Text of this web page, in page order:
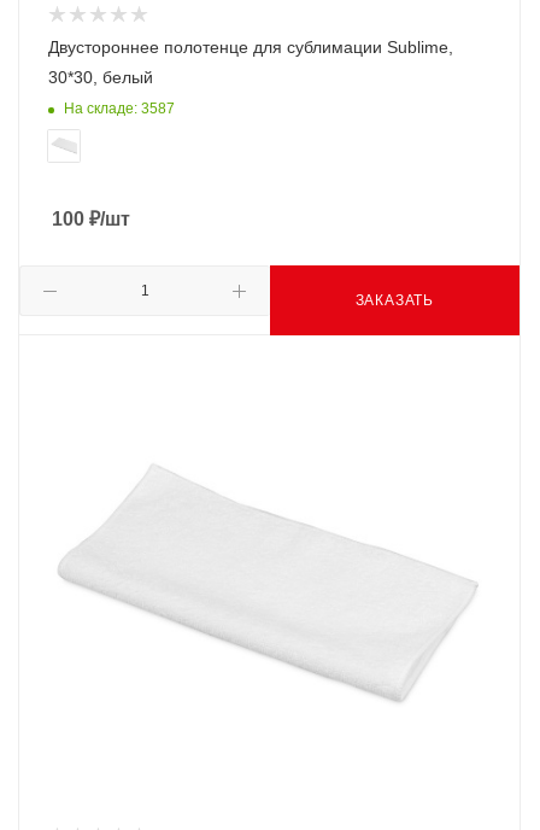
Двустороннее полотенце для сублимации Sublime,
30*30, белый
На складе: 3587
100 ₽/шт
ЗАКАЗАТЬ